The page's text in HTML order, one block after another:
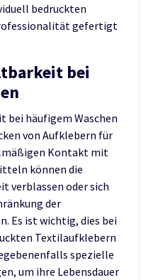
bedruckten
gefertigt
bei
bei häufigem Waschen
von Aufklebern für
Kontakt mit
können die
verblassen oder sich
der
Es ist wichtig, dies bei
Textilaufklebern
spezielle
um ihre Lebensdauer